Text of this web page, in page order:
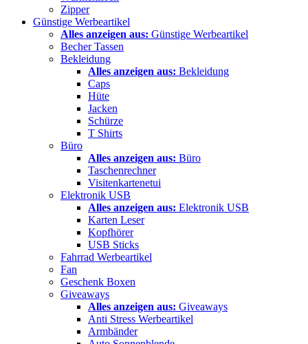
Zipper
Günstige Werbeartikel
Alles anzeigen aus: Günstige Werbeartikel
Becher Tassen
Bekleidung
Alles anzeigen aus: Bekleidung
Caps
Hüte
Jacken
Schürze
T Shirts
Büro
Alles anzeigen aus: Büro
Taschenrechner
Visitenkartenetui
Elektronik USB
Alles anzeigen aus: Elektronik USB
Karten Leser
Kopfhörer
USB Sticks
Fahrrad Werbeartikel
Fan
Geschenk Boxen
Giveaways
Alles anzeigen aus: Giveaways
Anti Stress Werbeartikel
Armbänder